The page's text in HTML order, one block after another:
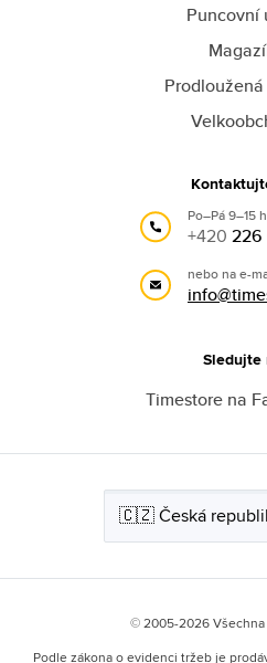
Puncovní
Po–Pá 9–15
+420
nebo na e-
Sledujte
Timestore na
© 2005-2026 Všechna
Podle zákona o evidenci tržeb je